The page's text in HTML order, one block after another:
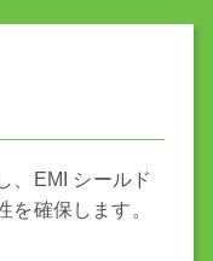
、EMI シールド
を確保します。